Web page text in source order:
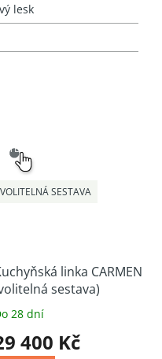
VOLITELNÁ SESTAVA
VÝBĚR
linka CARMEN
sestava)
28 dní
400 Kč
lesk